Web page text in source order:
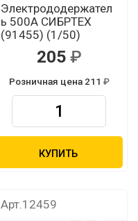
Электрододержател
ь 500А СИБРТЕХ
(91455) (1/50)
205
Розничная цена 211
КУПИТЬ
Арт.12459